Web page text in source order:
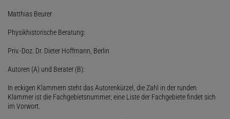
Matthias Beurer
Physikhistorische Beratung:
Priv.-Doz. Dr. Dieter Hoffmann, Berlin
Autoren (A) und Berater (B):
In eckigen Klammern steht das Autorenkürzel, die Zahl in der runden
Klammer ist die Fachgebietsnummer; eine Liste der Fachgebiete findet sich
im Vorwort.